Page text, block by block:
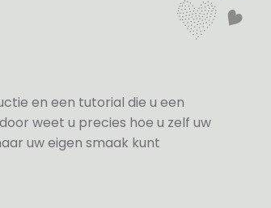
en een tutorial die u een
weet u precies hoe u zelf uw
uw eigen smaak kunt